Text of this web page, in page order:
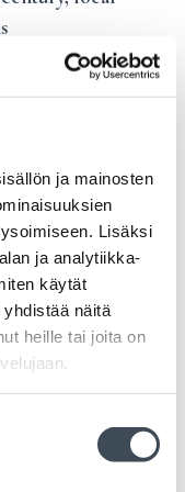
ja mainosten
Lisäksi
ja analytiikka-
käytät
näitä
heille tai joita on
island to
by architect
most beautiful
enjoyed
sea.
restaurateur to
has it that even
the bar for